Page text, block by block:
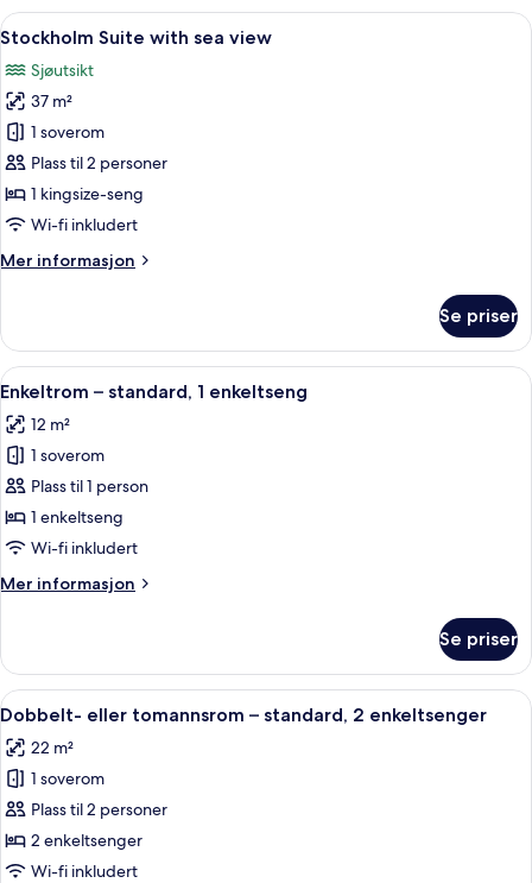
Suite
Åpne
alle
bildene
av
Stockholm
Suite
with
sea
Stockholm Suite with sea view |
7
Stockholm Suite with sea view
Sjøutsikt
37 m²
1 soverom
Plass til 2 personer
1 kingsize-seng
Wi-fi inkludert
Mer informasjon
Mer
Suite
with
sea
Se priser
Åpne
alle
bildene
av
Enkeltrom
–
standard,
enkeltseng
Enkeltrom – standard, 1 enkeltseng
3
Enkeltrom – standard, 1 enkeltseng
12 m²
1 soverom
Plass til 1 person
1 enkeltseng
Wi-fi inkludert
Mer informasjon
Mer
–
standard,
1
Se priser
Åpne
alle
bildene
av
Dobbelt-
eller
tomannsrom
Dobbelt- eller tomannsrom –
5
Dobbelt- eller tomannsrom – standard, 2 enkeltsenger
22 m²
1 soverom
Plass til 2 personer
2 enkeltsenger
Wi-fi inkludert